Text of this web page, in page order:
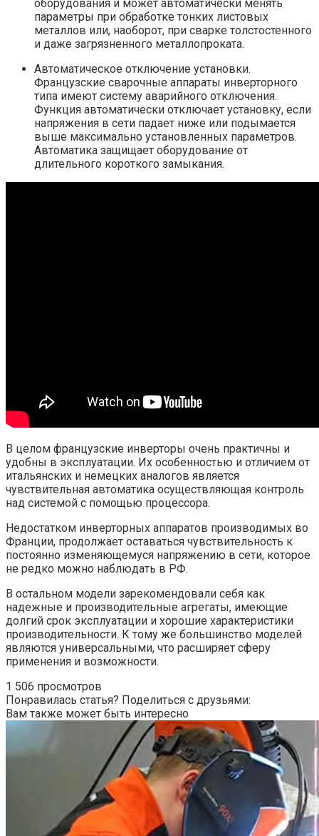
оборудования и может автоматически менять
параметры при обработке тонких листовых
металлов или, наоборот, при сварке толстостенного
и даже загрязненного металлопроката.
Автоматическое отключение установки.
Французские сварочные аппараты инверторного
типа имеют систему аварийного отключения.
Функция автоматически отключает установку, если
напряжения в сети падает ниже или подымается
выше максимально установленных параметров.
Автоматика защищает оборудование от
длительного короткого замыкания.
В целом французские инверторы очень практичны и
удобны в эксплуатации. Их особенностью и отличием от
итальянских и немецких аналогов является
чувствительная автоматика осуществляющая контроль
над системой с помощью процессора.
Недостатком инверторных аппаратов производимых во
Франции, продолжает оставаться чувствительность к
постоянно изменяющемуся напряжению в сети, которое
не редко можно наблюдать в РФ.
В остальном модели зарекомендовали себя как
надежные и производительные агрегаты, имеющие
долгий срок эксплуатации и хорошие характеристики
производительности. К тому же большинство моделей
являются универсальными, что расширяет сферу
применения и возможности.
1 506 просмотров
Понравилась статья? Поделиться с друзьями:
Вам также может быть интересно